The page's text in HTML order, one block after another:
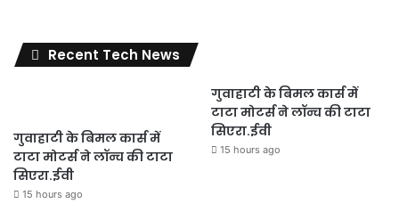
Recent Tech News
गुवाहाटी के बिमल कार्स में
टाटा मोटर्स ने लॉन्च की टाटा
सिएरा.ईवी
15 hours ago
गुवाहाटी के बिमल कार्स में
टाटा मोटर्स ने लॉन्च की टाटा
सिएरा.ईवी
15 hours ago